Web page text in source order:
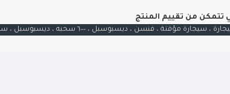
تتمكن من تقييم المنتج
، فنسن ، ديسبوسبل ، ٦٠٠٠ سحبه ، ديسبوسبل ، سحبه مؤقتة 6000 سحبه ، مانجو أناناس ، الفاخر ، فري بيز ، ٦ نيكوتين ، سحبه فري بيز